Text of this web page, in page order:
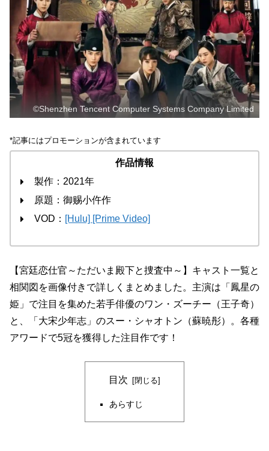
©Shenzhen Tencent Computer Systems Company Limited
*記事にはプロモーションが含まれています
作品情報
製作：2021年
原題：御赐小仵作
VOD： [Hulu] [Prime Video]
【宮廷恋仕官～ただいま殿下と捜査中～】キャスト一覧と
相関図を画像付きで詳しくまとめました。主演は「鳳星の
姫」で注目を集めた若手俳優のワン・ズーチー（王子奇）
と、「大宋少年志」のスー・シャオトン（蘇暁彤）。各種
アワードで5冠を獲得した注目作です！
目次
あらすじ